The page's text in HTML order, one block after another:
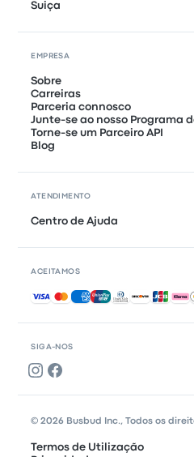
SIGA-NOS
Suiça
EMPRESA
Sobre
Carreiras
Parceria connosco
Junte-se ao nosso Programa
Torne-se um Parceiro API
Blog
ATENDIMENTO
Centro de Ajuda
ACEITAMOS
Pagamentos aceites
© 2026 Busbud Inc., Todos os
Termos de Utilização